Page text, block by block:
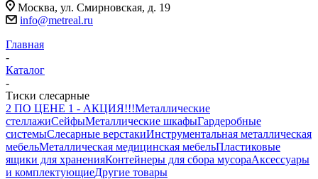
Москва, ул. Смирновская, д. 19
info@metreal.ru
Главная
-
Каталог
-
Тиски слесарные
2 ПО ЦЕНЕ 1 - АКЦИЯ!!!Металлические
стеллажиСейфыМеталлические шкафыГардеробные
системыСлесарные верстакиИнструментальная металлическая
мебельМеталлическая медицинская мебельПластиковые
ящики для храненияКонтейнеры для сбора мусораАксессуары
и комплектующиеДругие товары